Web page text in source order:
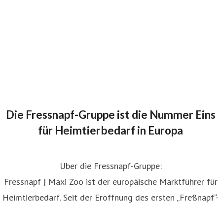
Die Fressnapf-Gruppe ist die Nummer Eins
für Heimtierbedarf in Europa
Über die Fressnapf-Gruppe:
Fressnapf | Maxi Zoo ist der europäische Marktführer für
Heimtierbedarf. Seit der Eröffnung des ersten „Freßnapf“-